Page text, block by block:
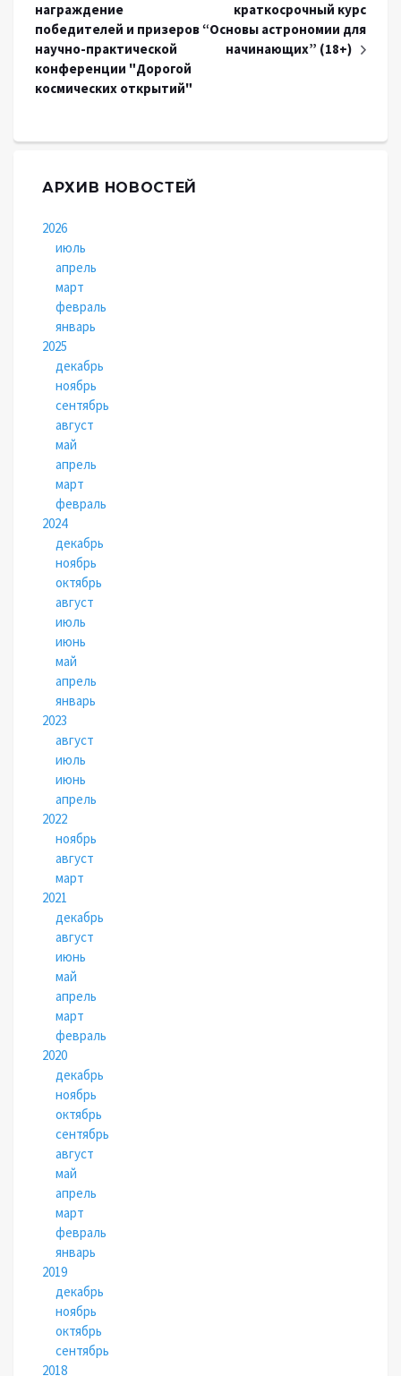
награждение
победителей и призеров
научно-практической
конференции "Дорогой
космических открытий"
краткосрочный курс
“Основы астрономии для
начинающих” (18+)
АРХИВ НОВОСТЕЙ
2026
июль
апрель
март
февраль
январь
2025
декабрь
ноябрь
сентябрь
август
май
апрель
март
февраль
2024
декабрь
ноябрь
октябрь
август
июль
июнь
май
апрель
январь
2023
август
июль
июнь
апрель
2022
ноябрь
август
март
2021
декабрь
август
июнь
май
апрель
март
февраль
2020
декабрь
ноябрь
октябрь
сентябрь
август
май
апрель
март
февраль
январь
2019
декабрь
ноябрь
октябрь
сентябрь
2018